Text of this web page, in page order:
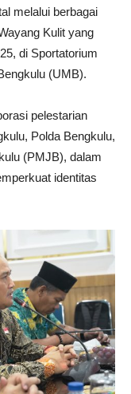
melalui berbagai
Kulit yang
di Sportatorium
(UMB).
pelestarian
Polda Bengkulu,
(PMJB), dalam
identitas